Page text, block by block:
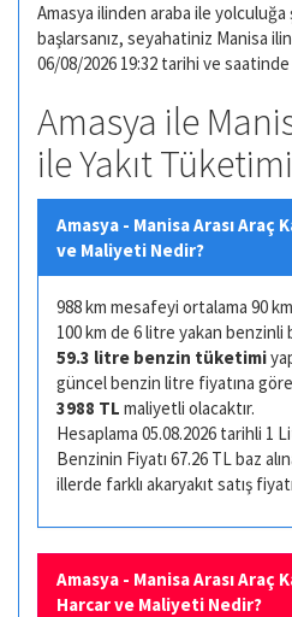
Amasya ilinden araba ile yolculuğa
başlarsanız, seyahatiniz Manisa
06/08/2026 19:32 tarihi ve
Amasya ile
ile Yakıt
Amasya - Manisa Arası Araç
ve Maliyeti Nedir?
988 km mesafeyi ortalama 90
100 km de 6 litre yakan benzinli
59.3 litre benzin tüketimi
güncel benzin litre fiyatına göre
3988 TL maliyetli olacaktır.
Hesaplama 05.08.2026 tarihli 1
Benzinin Fiyatı 67.26 TL baz
illerde farklı akaryakıt satış
Amasya - Manisa Arası Araç
Harcar ve Maliyeti Nedir?